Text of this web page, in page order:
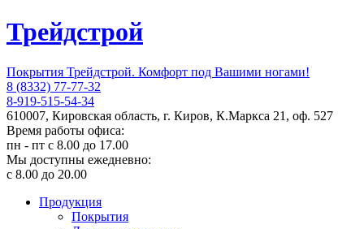
Трейдстрой
Покрытия Трейдстрой. Комфорт под Вашими ногами!
8 (8332) 77-77-32
8-919-515-54-34
610007, Кировская область, г. Киров, К.Маркса 21, оф. 527
Время работы офиса:
пн - пт с 8.00 до 17.00
Мы доступны ежедневно:
с 8.00 до 20.00
Продукция
Покрытия